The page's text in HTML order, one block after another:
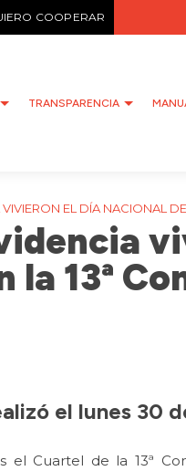
COOPERAR
TRANSPARENCIA
EL DÍA NACIONAL
la 13ª
el lunes 30
Cuartel de la 13ª